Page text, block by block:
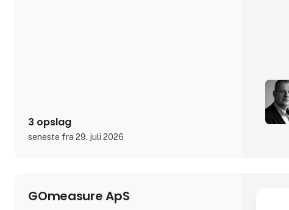
3 opslag
seneste fra 29. juli 2026
GOmeasure ApS